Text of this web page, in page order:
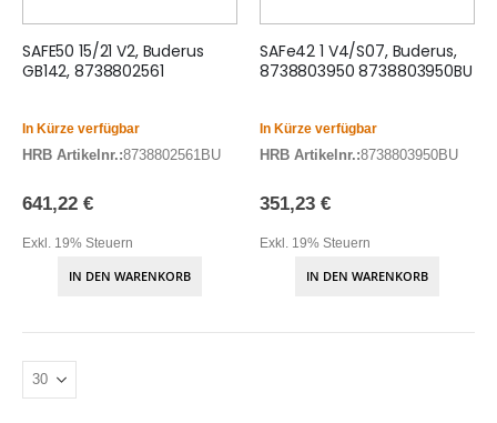
SAFE50 15/21 V2, Buderus
GB142, 8738802561
In Kürze verfügbar
HRB Artikelnr.:8738802561BU
641,22 €
Exkl. 19% Steuern
IN DEN WARENKORB
SAFe42 1 V4/S07, Buderus,
8738803950 8738803950BU
In Kürze verfügbar
HRB Artikelnr.:8738803950BU
351,23 €
Exkl. 19% Steuern
IN DEN WARENKORB